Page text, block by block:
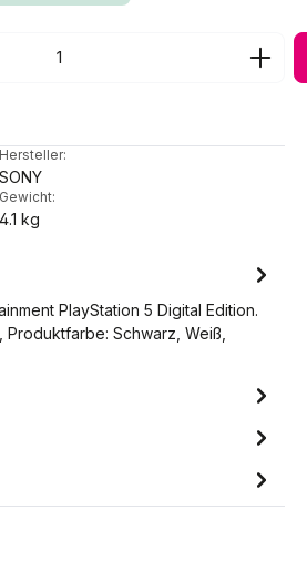
den gewünschten Wert ein
Hersteller:
SONY
Gewicht:
4.1 kg
PlayStation 5 Digital Edition.
Produktfarbe: Schwarz, Weiß,